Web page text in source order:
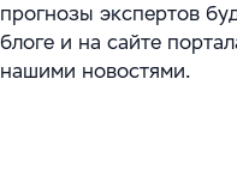
прогнозы экспертов
блоге и на сайте
нашими новостями.